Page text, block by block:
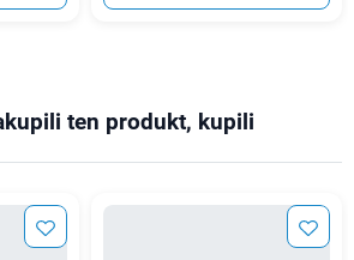
ten produkt, kupili